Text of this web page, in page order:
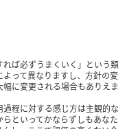
ば必ずうまくいく」という類
って異なりますし、方針の変
に変更される場合もありえま
程に対する感じ方は主観的な
といってかならずしもあなた